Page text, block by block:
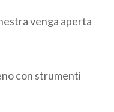
venga aperta
con strumenti